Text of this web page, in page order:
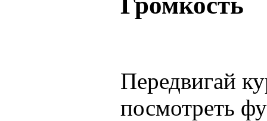
Передвигай
посмотреть